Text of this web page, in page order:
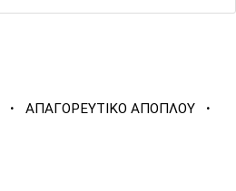
· ΑΠΑΓΟΡΕΥΤΙΚΟ ΑΠΟΠΛΟΥ ·